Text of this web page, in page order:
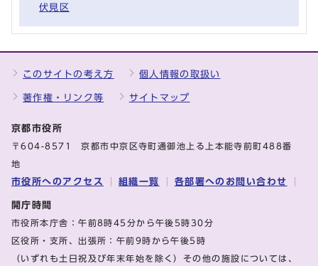
伏見区
このサイトの考え方 個人情報の取扱い
著作権・リンク等 サイトマップ
京都市役所
〒604-8571 京都市中京区寺町通御池上る上本能寺前町488番
地
市役所へのアクセス 組織一覧 各部署へのお問い合わせ
開庁時間
市役所本庁舎：午前8時45分から午後5時30分
区役所・支所、出張所：午前9時から午後5時
（いずれも土日祝及び年末年始を除く）その他の施設については、